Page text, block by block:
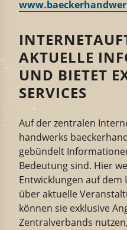
AKTUELLE
UND BIETET
SERVICES
Auf der zentralen
hand­werks
gebündelt
Bedeutung sind. Hier
Entwick­lungen auf dem
überaktuelle
können sie exklusive
Zentral­ver­bands